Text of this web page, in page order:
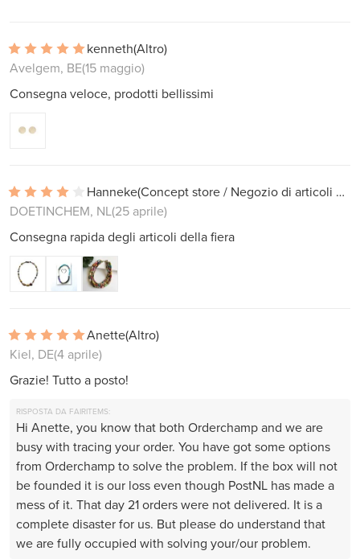
kenneth(Altro)
Avelgem, BE(15 maggio)
Consegna veloce, prodotti bellissimi
Hanneke
(Concept store / Negozio di articoli da regalo)
DOETINCHEM, NL(25 aprile)
Consegna rapida degli articoli della fiera
Anette(Altro)
Kiel, DE(4 aprile)
Grazie! Tutto a posto!
RISPOSTA DA FAIRITEMS:
Hi Anette, you know that both Orderchamp and we are
busy with tracing your order. You have got some options
from Orderchamp to solve the problem. If the box will not
be founded it is our loss even though PostNL has made a
mess of it. That day 21 orders were not delivered. It is a
complete disaster for us. But please do understand that
we are fully occupied with solving your/our problem.